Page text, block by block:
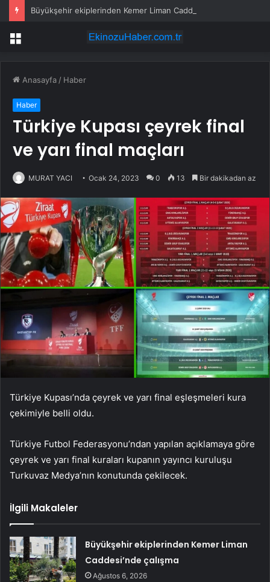
Büyükşehir ekiplerinden Kemer Liman Caddesi’nde çalışma
Menü
Anasayfa / Haber
Haber
Türkiye Kupası çeyrek final
ve yarı final maçları
MURAT YACI Ocak 24, 2023 0 13 Bir dakikadan az
Türkiye Kupası’nda çeyrek ve yarı final eşleşmeleri kura
çekimiyle belli oldu.
Türkiye Futbol Federasyonu’ndan yapılan açıklamaya göre
çeyrek ve yarı final kuraları kupanın yayıncı kuruluşu
Turkuvaz Medya’nın konutunda çekilecek.
İlgili Makaleler
Büyükşehir ekiplerinden Kemer Liman
Caddesi’nde çalışma
Ağustos 6, 2026